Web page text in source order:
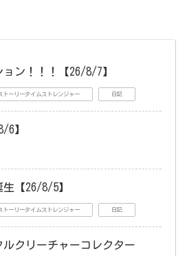
ン！！！【26/8/7】
トーリータイムストレンジャー 日記
6】
【26/8/5】
トーリータイムストレンジャー 日記
クリーチャーコレクター